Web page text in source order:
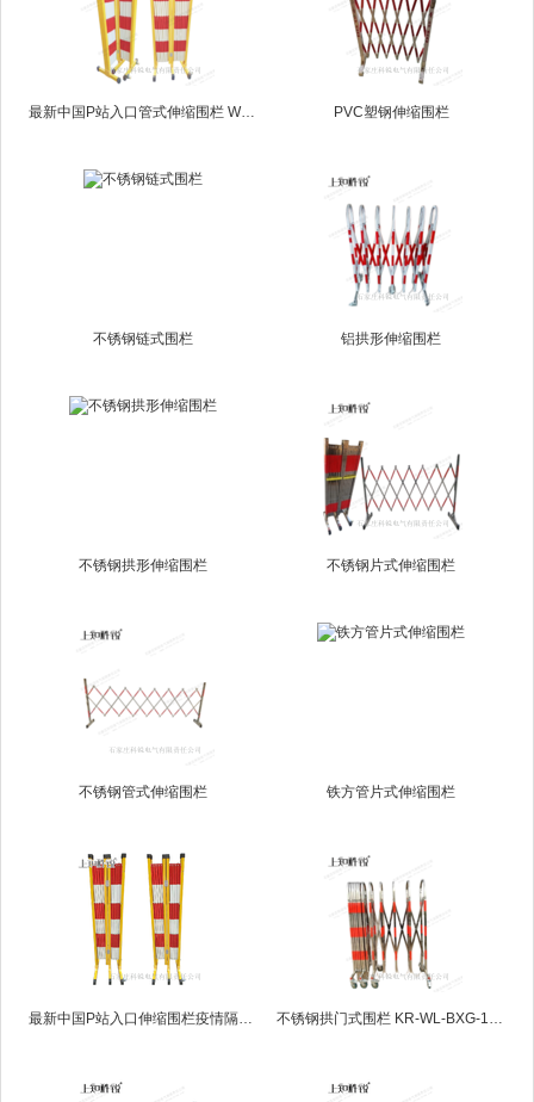
最新中国P站入口管式伸缩围栏 WL-JS3型 PVC塑钢伸缩围栏
不锈钢链式围栏 铝拱形伸缩围栏
不锈钢拱形伸缩围栏 不锈钢片式伸缩围栏
不锈钢管式伸缩围栏 铁方管片式伸缩围栏
最新中国P站入口伸缩围栏疫情隔离围栏区域 不锈钢拱门式围栏 KR-WL-BXG-1.2*2.5米